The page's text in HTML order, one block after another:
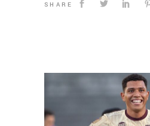
SHARE